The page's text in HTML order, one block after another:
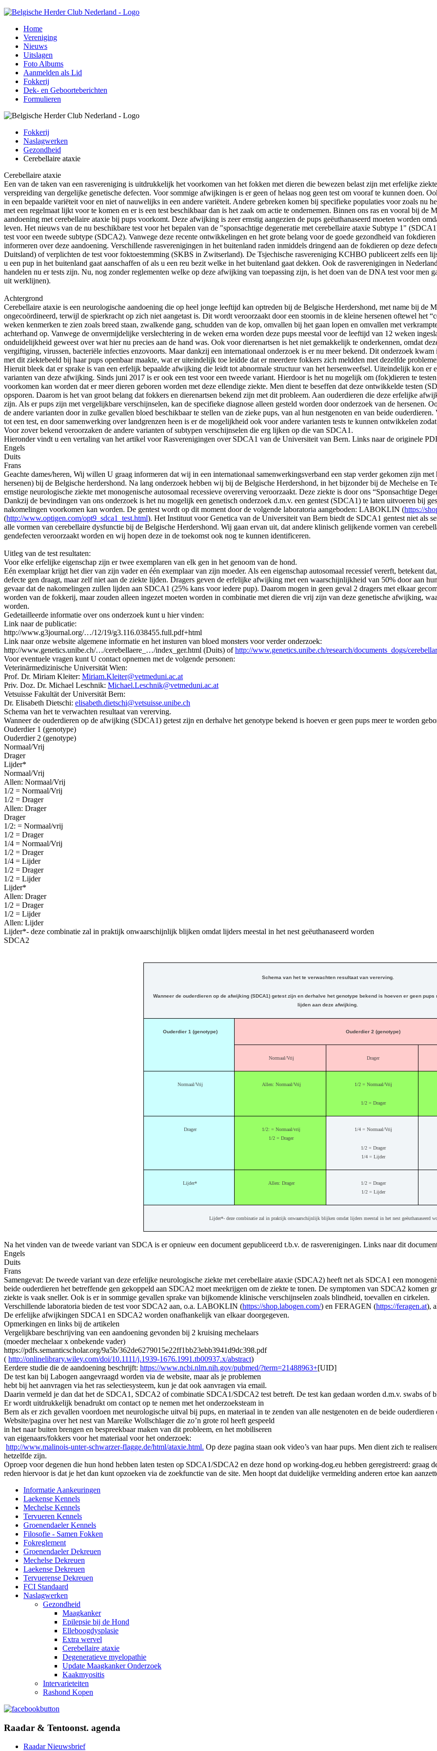
Home
Vereniging
Nieuws
Uitslagen
Foto Albums
Aanmelden als Lid
Fokkerij
Dek- en Geboorteberichten
Formulieren
Fokkerij
Naslagwerken
Gezondheid
Cerebellaire ataxie
Cerebellaire ataxie
Een van de taken van een rasvereniging is uitdrukkelijk het voorkomen van het fokken met dieren die bewezen belast zijn met erfelijke
verspreiding van dergelijke genetische defecten. Voor sommige afwijkingen is er geen of helaas nog geen test om vooraf te kunnen doen.
in een bepaalde variëteit voor en niet of nauwelijks in een andere variëteit. Andere gebreken komen bij specifieke populaties voor zoals nu
met een regelmaat lijkt voor te komen en er is een test beschikbaar dan is het zaak om actie te ondernemen. Binnen ons ras en vooral bij de
aandoening met cerebellaire ataxie bij pups voorkomt. Deze afwijking is zeer ernstig aangezien de pups geëuthanaseerd moeten worden
leven. Het nieuws van de nu beschikbare test voor het bepalen van de "sponsachtige degeneratie met cerebellaire ataxie Subtype 1"
test voor een tweede subtype (SDCA2). Vanwege deze recente ontwikkelingen en het grote belang voor de goede gezondheid van
informeren over deze aandoening. Verschillende rasverenigingen in het buitenland raden inmiddels dringend aan de fokdieren op deze
Duitsland) of verplichten de test voor foktoestemming (SKBS in Zwitserland). De Tsjechische rasvereniging KCHBO publiceert zelfs een
u een pup in het buitenland gaat aanschaffen of als u een reu bezit welke in het buitenland gaat dekken. Ook de rasverenigingen in
handelen nu er tests zijn. Nu, nog zonder reglementen welke op deze afwijking van toepassing zijn, is het doen van de DNA test voor men
uit werklijnen).
Achtergrond
Cerebellaire ataxie is een neurologische aandoening die op heel jonge leeftijd kan optreden bij de Belgische Herdershond, met name bij de
ongecoördineerd, terwijl de spierkracht op zich niet aangetast is. Dit wordt veroorzaakt door een stoornis in de kleine hersenen oftewel het
weken kenmerken te zien zoals breed staan, zwalkende gang, schudden van de kop, omvallen bij het gaan lopen en omvallen met
achterhand op. Vanwege de onvermijdelijke verslechtering in de weken erna worden deze pups meestal voor de leeftijd van 12 weken
onduidelijkheid geweest over wat hier nu precies aan de hand was. Ook voor dierenartsen is het niet gemakkelijk te onderkennen, omdat
vergiftiging, virussen, bacteriële infecties enzovoorts. Maar dankzij een internationaal onderzoek is er nu meer bekend. Dit onderzoek
met dit ziektebeeld bij haar pups openbaar maakte, wat er uiteindelijk toe leidde dat er meerdere fokkers zich meldden met dezelfde
Hieruit bleek dat er sprake is van een erfelijk bepaalde afwijking die leidt tot abnormale structuur van het hersenweefsel. Uiteindelijk kon er
varianten van deze afwijking. Sinds juni 2017 is er ook een test voor een tweede variant. Hierdoor is het nu mogelijk om (fok)dieren te
voorkomen kan worden dat er meer dieren geboren worden met deze ellendige ziekte. Men dient te beseffen dat deze ontwikkelde testen
opsporen. Daarom is het van groot belang dat fokkers en dierenartsen bekend zijn met dit probleem. Aan ouderdieren die deze erfelijke
zijn. Als er pups zijn met vergelijkbare verschijnselen, kan de specifieke diagnose alleen gesteld worden door onderzoek van de hersenen.
de andere varianten door in zulke gevallen bloed beschikbaar te stellen van de zieke pups, van al hun nestgenoten en van beide
tot een test, en door samenwerking over landgrenzen heen is er de mogelijkheid ook voor andere varianten tests te kunnen ontwikkelen
Voor zover bekend veroorzaken de andere varianten of subtypen verschijnselen die erg lijken op die van SDCA1.
Hieronder vindt u een vertaling van het artikel voor Rasverenigingen over SDCA1 van de Universiteit van Bern. Links naar de originele
Engels
Duits
Frans
Geachte dames/heren, Wij willen U graag informeren dat wij in een internationaal samenwerkingsverband een stap verder gekomen zijn
hersenen) bij de Belgische herdershond. Na lang onderzoek hebben wij bij de Belgische Herdershond, in het bijzonder bij de Mechelse en
ernstige neurologische ziekte met monogenische autosomaal recessieve overerving veroorzaakt. Deze ziekte is door ons “Sponsachtige
Dankzij de bevindingen van ons onderzoek is het nu mogelijk een genetisch onderzoek d.m.v. een gentest (SDCA1) te laten uitvoeren bij
nakomelingen voorkomen kan worden. De gentest wordt op dit moment door de volgende laboratoria aangeboden: LABOKLIN (https://
(http://www.optigen.com/opt9_sdca1_test.html). Het Instituut voor Genetica van de Universiteit van Bern biedt de SDCA1 gentest niet als
alle vormen van cerebellaire dysfunctie bij de Belgische Herdershond. Wij gaan ervan uit, dat andere klinisch gelijkende vormen van
gendefecten veroorzaakt worden en wij hopen deze in de toekomst ook nog te kunnen identificeren.
Uitleg van de test resultaten:
Voor elke erfelijke eigenschap zijn er twee exemplaren van elk gen in het genoom van de hond.
Eén exemplaar krijgt het dier van zijn vader en één exemplaar van zijn moeder. Als een eigenschap autosomaal recessief vererft, betekent
defecte gen draagt, maar zelf niet aan de ziekte lijden. Dragers geven de erfelijke afwijking met een waarschijnlijkheid van 50% door aan
gevaar dat de nakomelingen zullen lijden aan SDCA1 (25% kans voor iedere pup). Daarom mogen in geen geval 2 dragers met elkaar
worden van de fokkerij, maar zouden alleen ingezet moeten worden in combinatie met dieren die vrij zijn van deze genetische afwijking,
worden.
Gedetailleerde informatie over ons onderzoek kunt u hier vinden:
Link naar de publicatie:
http://www.g3journal.org/…/12/19/g3.116.038455.full.pdf+html
Link naar onze website algemene informatie en het insturen van bloed monsters voor verder onderzoek:
http://www.genetics.unibe.ch/…/cerebellaere_…/index_ger.html (Duits) ofhttp://www.genetics.unibe.ch/research/documents_dogs/
Voor eventuele vragen kunt U contact opnemen met de volgende personen:
Veterinärmedizinische Universität Wien:
Prof. Dr. Miriam Kleiter: Miriam.Kleiter@vetmeduni.ac.at
Priv. Doz. Dr. Michael Leschnik: Michael.Leschnik@vetmeduni.ac.at
Vetsuisse Fakultät der Universität Bern:
Dr. Elisabeth Dietschi: elisabeth.dietschi@vetsuisse.unibe.ch
Schema van het te verwachten resultaat van vererving.
Wanneer de ouderdieren op de afwijking (SDCA1) getest zijn en derhalve het genotype bekend is hoeven er geen pups meer te worden
Ouderdier 1 (genotype)
Ouderdier 2 (genotype)
Normaal/Vrij
Drager
Lijder*
Normaal/Vrij
Allen: Normaal/Vrij
1/2 = Normaal/Vrij
1/2 = Drager
Allen: Drager
Drager
1/2: = Normaal/vrij
1/2 = Drager
1/4 = Normaal/Vrij
1/2 = Drager
1/4 = Lijder
1/2 = Drager
1/2 = Lijder
Lijder*
Allen: Drager
1/2 = Drager
1/2 = Lijder
Allen: Lijder
Lijder*- deze combinatie zal in praktijk onwaarschijnlijk blijken omdat lijders meestal in het nest geëuthanaseerd worden
SDCA2
Schema van het te verwachten resultaat van vererving.
Wanneer de ouderdieren op de afwijking (SDCA1) getest zijn en derhalve het genotype bekend is hoeven er geen pups
lijden aan deze afwijking.
Ouderdier 1 (genotype) Ouderdier 2 (genotype)
Normaal/Vrij Drager
Normaal/Vrij Allen: Normaal/Vrij 1/2 = Normaal/Vrij
1/2 = Drager
Drager
1/2: = Normaal/vrij
1/2 = Drager
1/4 = Normaal/Vrij
1/2 = Drager
1/4 = Lijder
Lijder* Allen: Drager
1/2 = Drager
1/2 = Lijder
Lijder*- deze combinatie zal in praktijk onwaarschijnlijk blijken omdat lijders meestal in het nest geëuthanaseerd
Na het vinden van de tweede variant van SDCA is er opnieuw een document gepubliceerd t.b.v. de rasverenigingen. Links naar dit
Engels
Duits
Frans
Samengevat: De tweede variant van deze erfelijke neurologische ziekte met cerebellaire ataxie (SDCA2) heeft net als SDCA1 een
beide ouderdieren het betreffende gen gekoppeld aan SDCA2 moet meekrijgen om de ziekte te tonen. De symptomen van SDCA2 komen
ziekte is vaak sneller. Ook is er in sommige gevallen sprake van bijkomende klinische verschijnselen zoals blindheid, toevallen en cirkelen.
Verschillende laboratoria bieden de test voor SDCA2 aan, o.a. LABOKLIN (https://shop.labogen.com/) en FERAGEN (https://feragen.at),
De erfelijke afwijkingen SDCA1 en SDCA2 worden onafhankelijk van elkaar doorgegeven.
Opmerkingen en links bij de artikelen
Vergelijkbare beschrijving van een aandoening gevonden bij 2 kruising mechelaars
(moeder mechelaar x onbekende vader)
https://pdfs.semanticscholar.org/9a5b/362de6279015e22ff1bb23ebb3941d9dc398.pdf
( http://onlinelibrary.wiley.com/doi/10.1111/j.1939-1676.1991.tb00937.x/abstract)
Eerdere studie die de aandoening beschrijft: https://www.ncbi.nlm.nih.gov/pubmed/?term=21488963+[UID]
De test kan bij Labogen aangevraagd worden via de website, maar als je problemen
hebt bij het aanvragen via het ras selectiesysteem, kun je dat ook aanvragen via email.
Daarin vermeld je dan dat het de SDCA1, SDCA2 of combinatie SDCA1/SDCA2 test betreft. De test kan gedaan worden d.m.v. swabs of
Er wordt uitdrukkelijk benadrukt om contact op te nemen met het onderzoeksteam in
Bern als er zich gevallen voordoen met neurologische uitval bij pups, en materiaal in te zenden van alle nestgenoten en de beide
Website/pagina over het nest van Mareike Wollschlager die zo’n grote rol heeft gespeeld
in het naar buiten brengen en bespreekbaar maken van dit probleem, en het mobiliseren
van eigenaars/fokkers voor het materiaal voor het onderzoek:
http://www.malinois-unter-schwarzer-flagge.de/html/ataxie.html. Op deze pagina staan ook video’s van haar pups. Men dient zich te
hetzelfde zijn.
Oproep voor degenen die hun hond hebben laten testen op SDCA1/SDCA2 en deze hond op working-dog.eu hebben geregistreerd: graag
reden hiervoor is dat je het dan kunt opzoeken via de zoekfunctie van de site. Men hoopt dat duidelijke vermelding anderen ertoe kan
Informatie Aankeuringen
Laekense Kennels
Mechelse Kennels
Tervueren Kennels
Groenendaeler Kennels
Filosofie - Samen Fokken
Fokreglement
Groenendaeler Dekreuen
Mechelse Dekreuen
Laekense Dekreuen
Tervuerense Dekreuen
FCI Standaard
Naslagwerken
Gezondheid
Maagkanker
Epilepsie bij de Hond
Elleboogdysplasie
Extra wervel
Cerebellaire ataxie
Degeneratieve myelopathie
Update Maagkanker Onderzoek
Kaakmyositis
Intervarieteiten
Rashond Kopen
Raadar & Tentoonst. agenda
Raadar Nieuwsbrief